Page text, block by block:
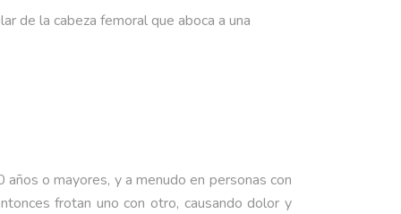
de la cabeza femoral que aboca a una
o mayores, y a menudo en personas con
frotan uno con otro, causando dolor y